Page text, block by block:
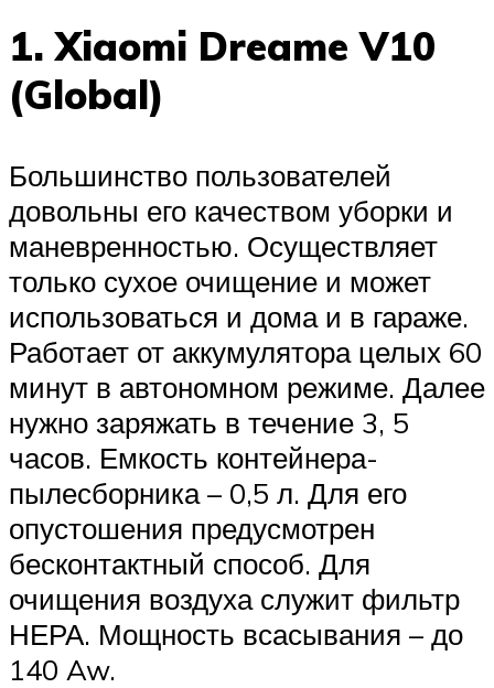
1. Xiaomi Dreame V10
(Global)
Большинство пользователей
довольны его качеством уборки и
маневренностью. Осуществляет
только сухое очищение и может
использоваться и дома и в гараже.
Работает от аккумулятора целых 60
минут в автономном режиме. Далее
нужно заряжать в течение 3, 5
часов. Емкость контейнера-
пылесборника – 0,5 л. Для его
опустошения предусмотрен
бесконтактный способ. Для
очищения воздуха служит фильтр
НЕРА. Мощность всасывания – до
140 Aw.